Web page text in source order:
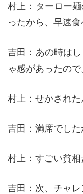
村上：ターロー
ったから、早速食
吉田：あの時は
ゃ感があったので
村上：せかされた
吉田：満席でした
村上：すごい貧相
吉田：次、チャレ